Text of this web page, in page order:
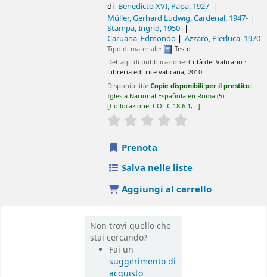
di Benedicto XVI, Papa, 1927-
Müller, Gerhard Ludwig, Cardenal, 1947-
Stampa, Ingrid, 1950-
Caruana, Edmondo
Azzaro, Pierluca, 1970-
Tipo di materiale:
Testo
Dettagli di pubblicazione:Città del Vaticano :
Libreria editrice vaticana, 2010-
Disponibilità:Copie disponibili per il prestito:
Iglesia Nacional Española en Roma (5)
Collocazione:COL.C 18.6.1, .. .
star rating
Prenota
Salva nelle liste
Aggiungi al carrello
Non trovi quello che
stai cercando?
Fai un
suggerimento di
acquisto